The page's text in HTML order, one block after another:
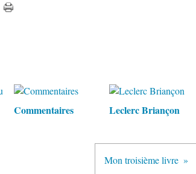
Commentaires Leclerc Briançon
Mon troisième livre